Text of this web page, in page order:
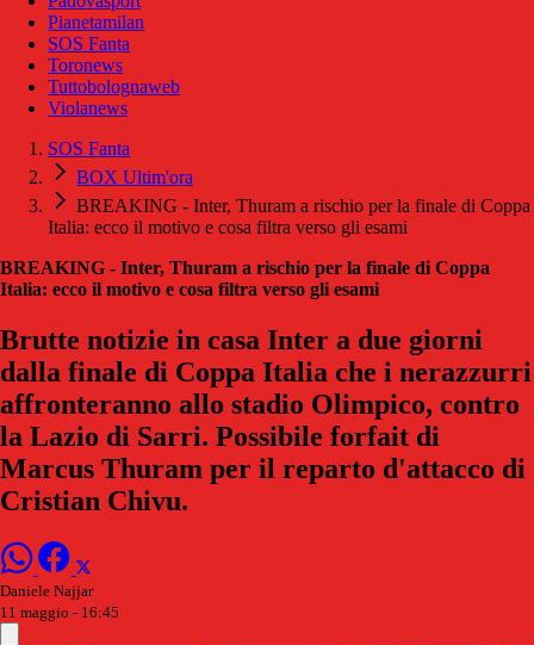
Pianetamilan
SOS Fanta
Toronews
Tuttobolognaweb
Violanews
SOS Fanta
BOX Ultim'ora
BREAKING - Inter, Thuram a rischio per la finale di Coppa
Italia: ecco il motivo e cosa filtra verso gli esami
BREAKING - Inter, Thuram a rischio per la finale di Coppa
Italia: ecco il motivo e cosa filtra verso gli esami
Brutte notizie in casa Inter a due giorni
dalla finale di Coppa Italia che i nerazzurri
affronteranno allo stadio Olimpico, contro
la Lazio di Sarri. Possibile forfait di
Marcus Thuram per il reparto d'attacco di
Cristian Chivu.
Daniele Najjar
11 maggio - 16:45